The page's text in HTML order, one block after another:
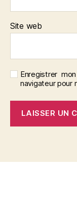
Site web
Enregistrer
navigateur pour